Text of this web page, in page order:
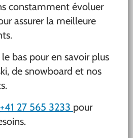
constamment évoluer
assurer la meilleure
bas pour en savoir plus
de snowboard et nos
+41 27 565 3233 pour